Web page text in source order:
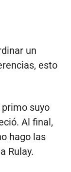
un
esto
suyo
Al final,
hago las
Rulay.